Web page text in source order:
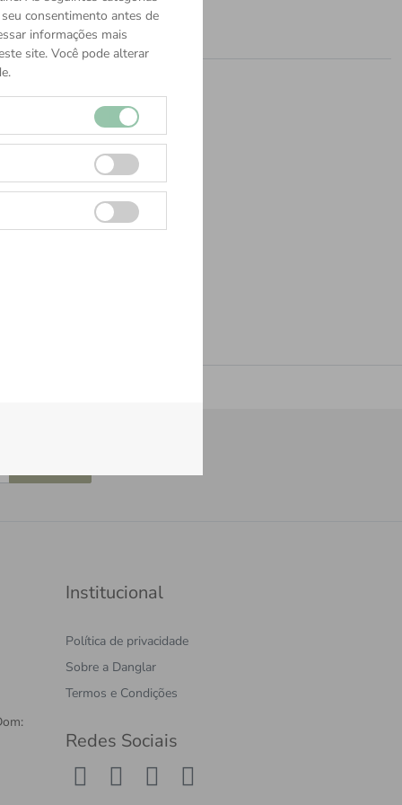
consentimento antes de
informações mais
site. Você pode alterar
Institucional
Política de privacidade
Sobre a Danglar
Termos e Condições
Redes Sociais